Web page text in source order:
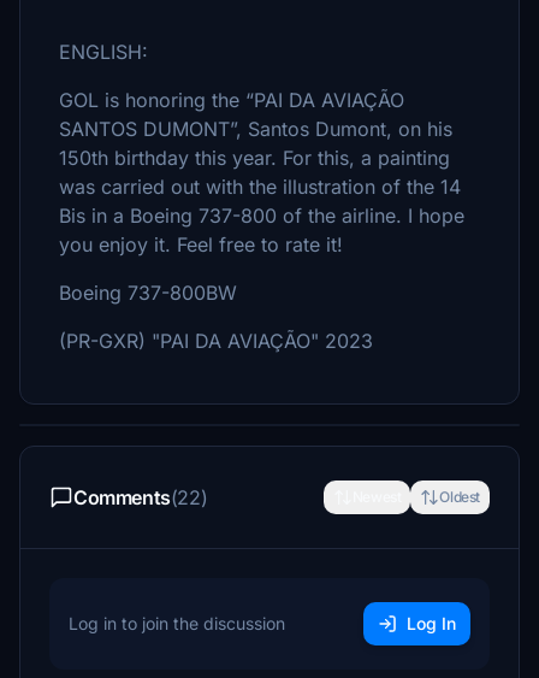
ENGLISH:
GOL is honoring the “PAI DA AVIAÇÃO
SANTOS DUMONT”, Santos Dumont, on his
150th birthday this year. For this, a painting
was carried out with the illustration of the 14
Bis in a Boeing 737-800 of the airline. I hope
you enjoy it. Feel free to rate it!
Boeing 737-800BW
(PR-GXR) "PAI DA AVIAÇÃO" 2023
Comments(22) Oldest
Log in to join the discussion Log In